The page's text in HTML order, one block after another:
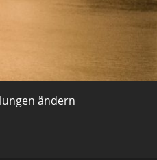
ändern